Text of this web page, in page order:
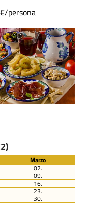
persona
Marzo
02.
09.
16.
23.
30.